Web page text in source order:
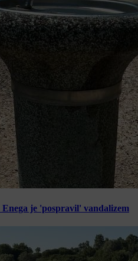
je 'pospravil' vandalizem